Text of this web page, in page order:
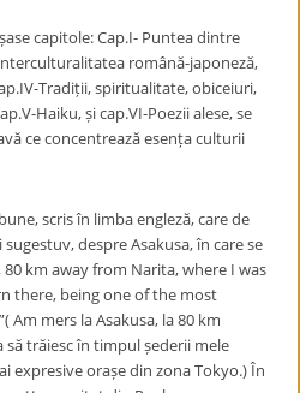
capitole: Cap.I- Puntea dintre
română-japoneză,
Tradiții, spiritualitate, obiceiuri,
Haiku, și cap.VI-Poezii alese, se
ce concentrează esența culturii
scris în limba engleză, care de
despre Asakusa, în care se
80 km away from Narita, where I was
there, being one of the most
Am mers la Asakusa, la 80 km
trăiesc în timpul șederii mele
expresive orașe din zona Tokyo.) În